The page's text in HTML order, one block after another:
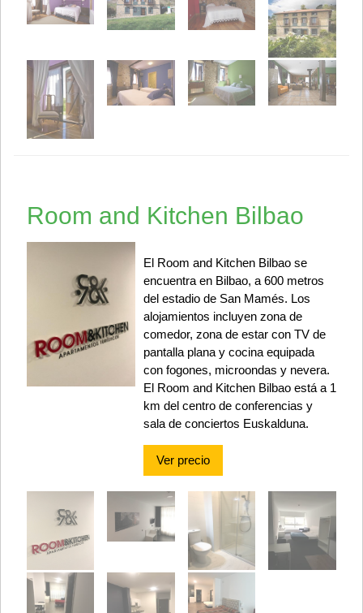
Room and Kitchen Bilbao
El Room and Kitchen Bilbao se
encuentra en Bilbao, a 600 metros
del estadio de San Mamés. Los
alojamientos incluyen zona de
comedor, zona de estar con TV de
pantalla plana y cocina equipada
con fogones, microondas y nevera.
El Room and Kitchen Bilbao está a 1
km del centro de conferencias y
sala de conciertos Euskalduna.
Ver precio